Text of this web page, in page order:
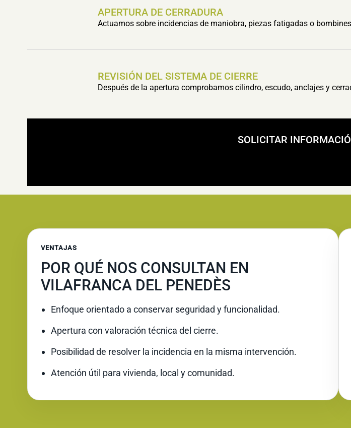
APERTURA DE CERRADURA
Actuamos sobre incidencias de maniobra, piezas fatigadas o
REVISIÓN DEL SISTEMA DE CIERRE
Después de la apertura comprobamos cilindro, escudo, anclajes y
SOLICITAR
VENTAJAS
POR QUÉ NOS CONSULTAN EN
VILAFRANCA DEL PENEDÈS
Enfoque orientado a conservar seguridad y funcionalidad.
Apertura con valoración técnica del cierre.
Posibilidad de resolver la incidencia en la misma intervención.
Atención útil para vivienda, local y comunidad.